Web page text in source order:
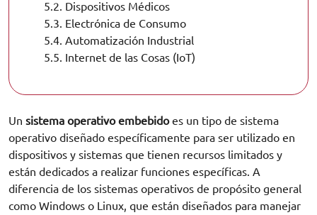
5.2. Dispositivos Médicos
5.3. Electrónica de Consumo
5.4. Automatización Industrial
5.5. Internet de las Cosas (IoT)
Un sistema operativo embebidoes un tipo de sistema
operativo diseñado específicamente para ser utilizado en
dispositivos y sistemas que tienen recursos limitados y
están dedicados a realizar funciones específicas. A
diferencia de los sistemas operativos de propósito general
como Windows o Linux, que están diseñados para manejar